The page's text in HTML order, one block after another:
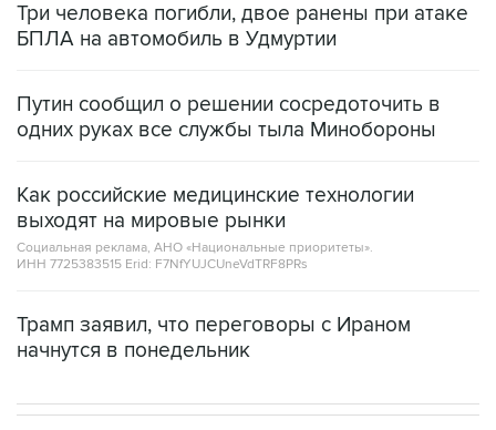
Три человека погибли, двое ранены при атаке
БПЛА на автомобиль в Удмуртии
Путин сообщил о решении сосредоточить в
одних руках все службы тыла Минобороны
Как российские медицинские технологии
выходят на мировые рынки
Социальная реклама, АНО «Национальные приоритеты».
ИНН 7725383515 Erid: F7NfYUJCUneVdTRF8PRs
Трамп заявил, что переговоры с Ираном
начнутся в понедельник